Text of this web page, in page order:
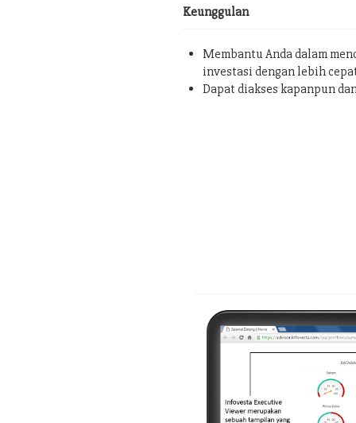
Keunggulan
Membantu Anda dalam
investasi dengan lebih
Dapat diakses kapanpun